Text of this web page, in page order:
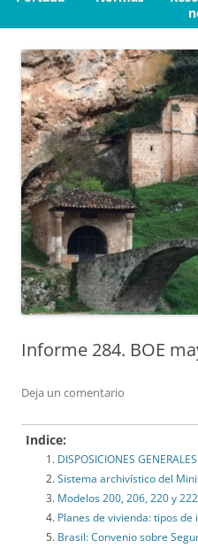
Informe 284. BOE
Deja un comentario
Indice:
DISPOSICIONES
Sistema archivístico del
Modelos 200, 206, 220 y
Planes de vivienda: tipos de
Brasil: Convenio sobre